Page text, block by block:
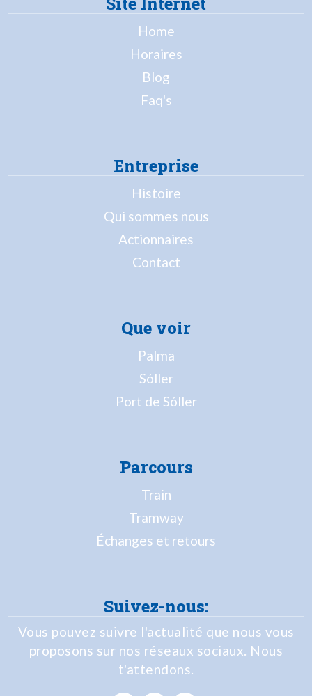
Home
Horaires
Blog
Faq's
Entreprise
Histoire
Qui sommes nous
Actionnaires
Contact
Suivez-nous:
Vous pouvez suivre l'actualité que nous vous
proposons sur nos réseaux sociaux. Nous
t'attendons.
Que voir
Palma
Sóller
Port de Sóller
Parcours
Train
Tramway
Échanges et retours